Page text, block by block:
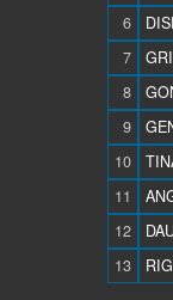
6
7
8
9
10
11
12
13